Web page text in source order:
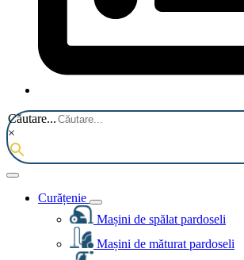
Căutare...
×
Curățenie
Mașini de spălat pardoseli
Mașini de măturat pardoseli